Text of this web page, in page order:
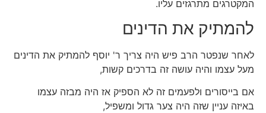
המקטרגים מתרגזים עליו.
להמתיק את הדינים
לאחר שנפטר הרב פיש היה צריך ר' יוסף להמתיק את הדינים
מעל עצמו והיה עושה זה בדרכים קשות,
אם בייסורים ולפעמים זה לא הספיק אז היה מבזה עצמו
באיזה עניין שזה היה צער גדול ומשפיל,